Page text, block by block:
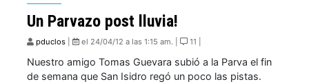
Un Parvazo post lluvia!
pduclos el 24/04/12 a las 1:15 am. | 11 |
Nuestro amigo Tomas Guevara subió a la Parva el fin
de semana que San Isidro regó un poco las pistas.